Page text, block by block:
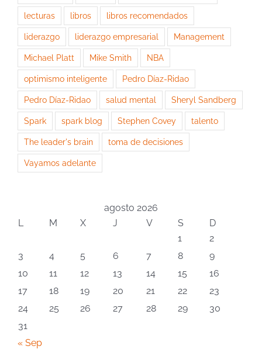
lecturas libros libros recomendados
liderazgo liderazgo empresarial Management
Michael Platt Mike Smith NBA
optimismo inteligente Pedro Díaz-Ridao
Pedro Díaz-Ridao salud mental Sheryl Sandberg
Spark spark blog Stephen Covey talento
The leader's brain toma de decisiones
Vayamos adelante
agosto 2026
L
M X J V S
D
1
2
3
4 5 6 7 8
9
10
11 12 13 14 15
16
17
18 19 20 21 22
23
24
25 26 27 28 29
30
31
« Sep